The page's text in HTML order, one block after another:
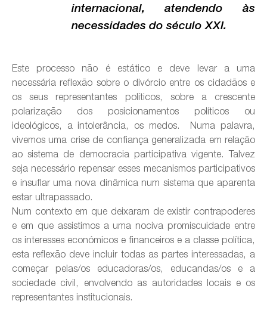
internacional, atendendo às
necessidades do século XXI.
Este processo não é estático e deve levar a uma
necessária reflexão sobre o divórcio entre os cidadãos e
os seus representantes políticos, sobre a crescente
polarização dos posicionamentos políticos ou
ideológicos, a intolerância, os medos. Numa palavra,
vivemos uma crise de confiança generalizada em relação
ao sistema de democracia participativa vigente. Talvez
seja necessário repensar esses mecanismos participativos
e insuflar uma nova dinâmica num sistema que aparenta
estar ultrapassado.
Num contexto em que deixaram de existir contrapoderes
e em que assistimos a uma nociva promiscuidade entre
os interesses económicos e financeiros e a classe política,
esta reflexão deve incluir todas as partes interessadas, a
começar pelas/os educadoras/os, educandas/os e a
sociedade civil, envolvendo as autoridades locais e os
representantes institucionais.